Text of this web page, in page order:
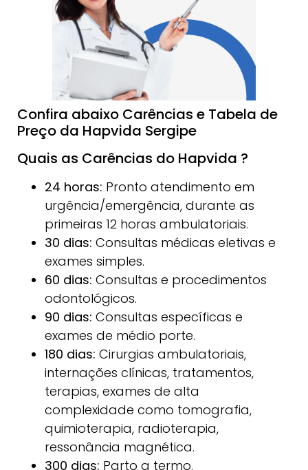
Confira abaixo Carências e Tabela de
Preço da Hapvida Sergipe
Quais as Carências do Hapvida ?
24 horas: Pronto atendimento em
urgência/emergência, durante as
primeiras 12 horas ambulatoriais.
30 dias: Consultas médicas eletivas e
exames simples.
60 dias: Consultas e procedimentos
odontológicos.
90 dias: Consultas específicas e
exames de médio porte.
180 dias: Cirurgias ambulatoriais,
internações clínicas, tratamentos,
terapias, exames de alta
complexidade como tomografia,
quimioterapia, radioterapia,
ressonância magnética.
300 dias: Parto a termo.